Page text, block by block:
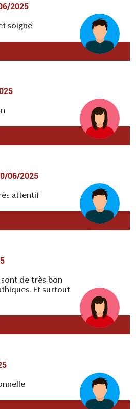
2025
soigné
06/2025
attentif
de très bon
Et surtout